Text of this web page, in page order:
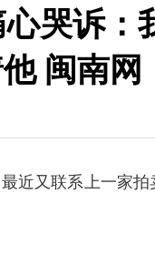
哭诉：
闽南网
近又联系上一家拍